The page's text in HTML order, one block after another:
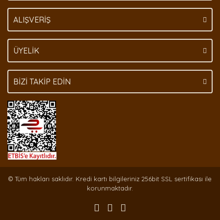
ALIŞVERİŞ
ÜYELİK
BİZİ TAKİP EDİN
© Tüm hakları saklıdır. Kredi kartı bilgileriniz 256bit SSL sertifikası ile
korunmaktadır.